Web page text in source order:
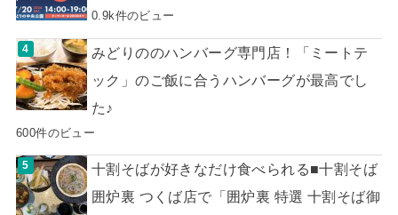
0.9k件のビュー
みどりののハンバーグ専門店！「ミートテ
ック」のご飯に合うハンバーグが最高でし
た♪
600件のビュー
十割そばが好きなだけ食べられる■十割そば
囲炉裏 つくば店で「囲炉裏 特選 十割そば御